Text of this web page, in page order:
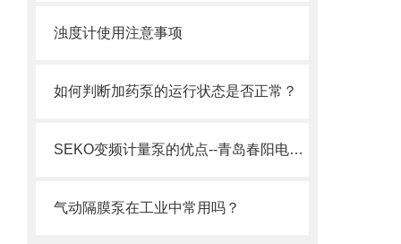
浊度计使用注意事项
如何判断加药泵的运行状态是否正常？
SEKO变频计量泵的优点--青岛春阳电子有限公司
气动隔膜泵在工业中常用吗？